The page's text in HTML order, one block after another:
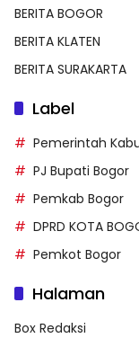
BERITA BOGOR
BERITA KLATEN
BERITA SURAKARTA
Label
Pemerintah
PJ Bupati Bogor
Pemkab Bogor
DPRD KOTA
Pemkot Bogor
Halaman
Box Redaksi